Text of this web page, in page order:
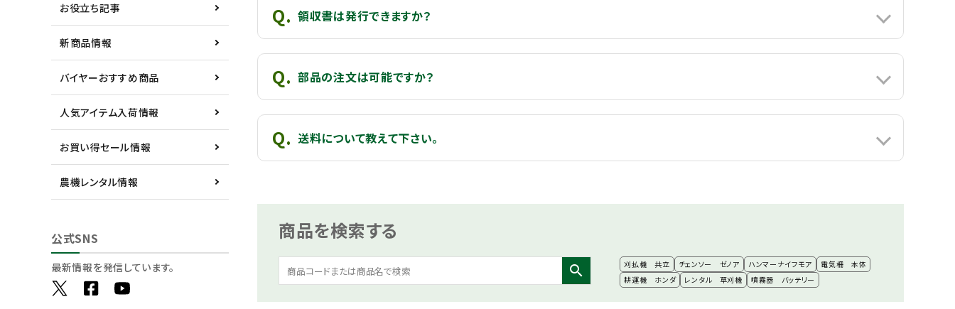
お役立ち記事
新商品情報
バイヤーおすすめ商品
人気アイテム入荷情報
お買い得セール情報
農機レンタル情報
公式SNS
最新情報を発信しています。
領収書は発行できますか？
部品の注文は可能ですか？
送料について教えて下さい。
商品を検索する
search 刈払機 共立 チェンソー ゼノア ハンマーナイフモア
電気柵 本体
耕運機 ホンダ
レンタル 草刈機 噴霧器 バッテリー